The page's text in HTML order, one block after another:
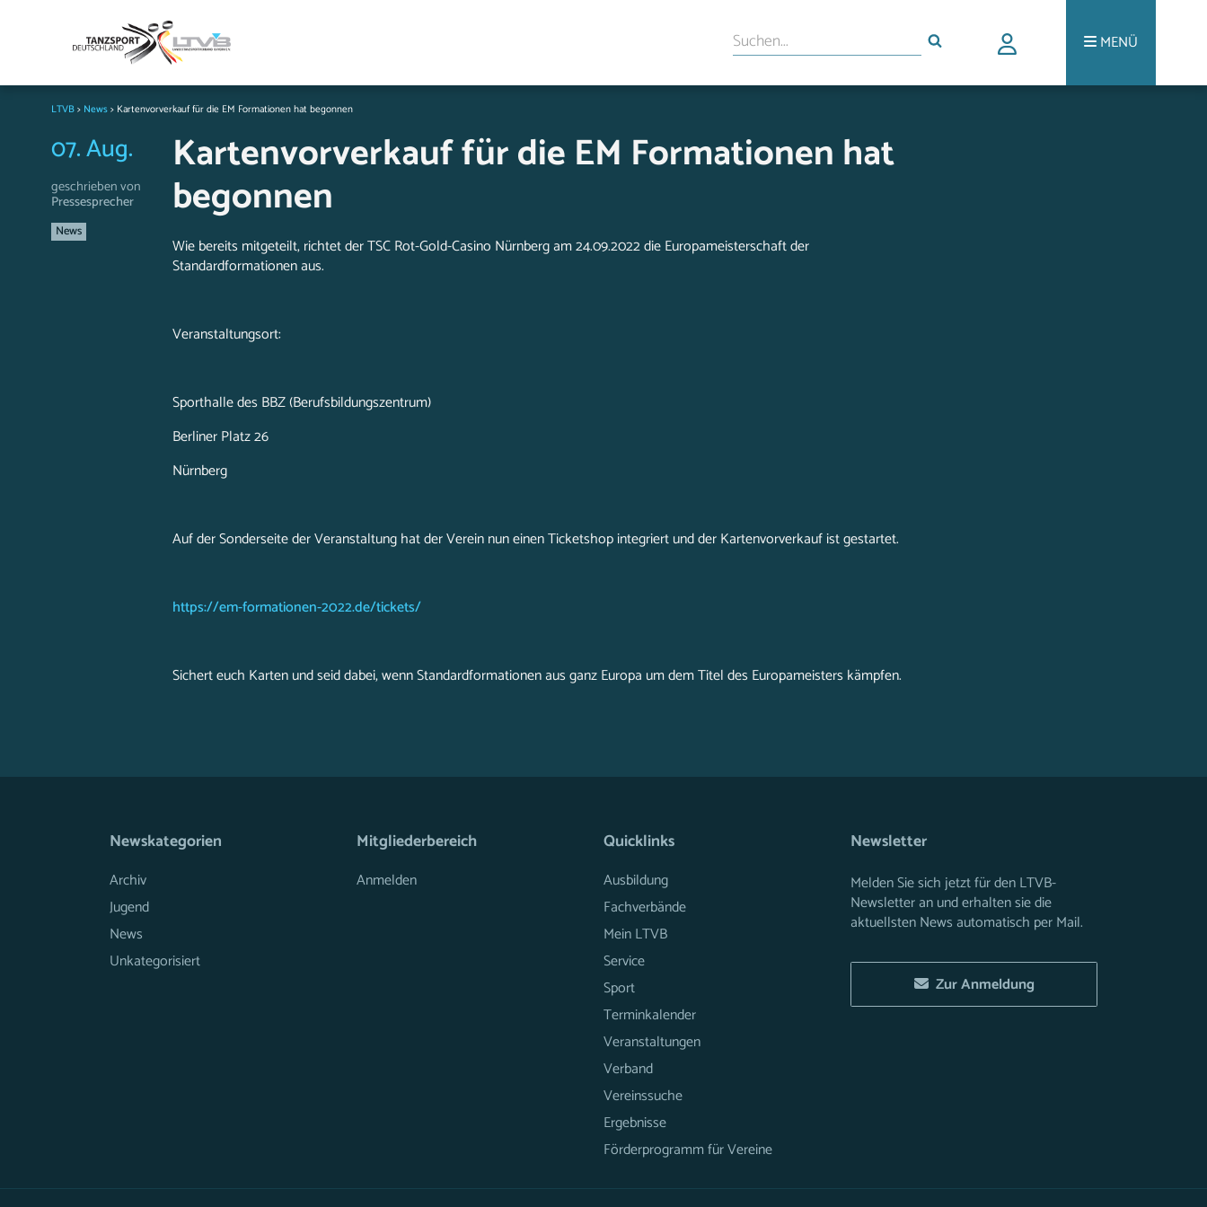
MENÜ
LTVB> News> Kartenvorverkauf für die EM Formationen hat begonnen
07. Aug.
geschrieben von
Pressesprecher
News
Kartenvorverkauf für die EM Formationen hat
begonnen
Wie bereits mitgeteilt, richtet der TSC Rot-Gold-Casino Nürnberg am 24.09.2022 die Europameisterschaft der
Standardformationen aus.
Veranstaltungsort:
Sporthalle des BBZ (Berufsbildungszentrum)
Berliner Platz 26
Nürnberg
Auf der Sonderseite der Veranstaltung hat der Verein nun einen Ticketshop integriert und der Kartenvorverkauf ist gestartet.
https://em-formationen-2022.de/tickets/
Sichert euch Karten und seid dabei, wenn Standardformationen aus ganz Europa um dem Titel des Europameisters kämpfen.
Newskategorien
Archiv
Jugend
News
Unkategorisiert
Mitgliederbereich
Anmelden
Quicklinks
Ausbildung
Fachverbände
Mein LTVB
Service
Sport
Terminkalender
Veranstaltungen
Verband
Vereinssuche
Ergebnisse
Förderprogramm für Vereine
Newsletter
Melden Sie sich jetzt für den LTVB-
Newsletter an und erhalten sie die
aktuellsten News automatisch per Mail.
Zur Anmeldung